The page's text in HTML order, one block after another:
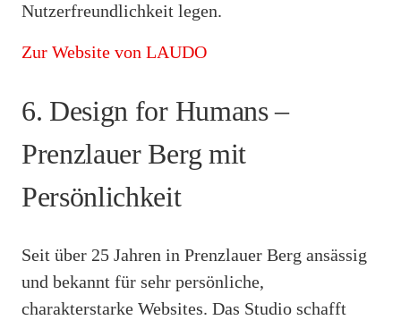
Nutzerfreundlichkeit legen.
Zur Website von LAUDO
6. Design for Humans –
Prenzlauer Berg mit
Persönlichkeit
Seit über 25 Jahren in Prenzlauer Berg ansässig
und bekannt für sehr persönliche,
charakterstarke Websites. Das Studio schafft